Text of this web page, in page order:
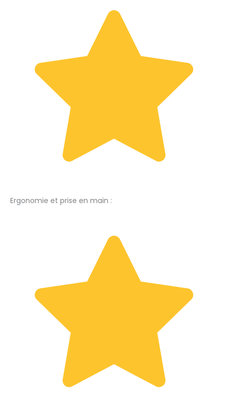
Ergonomie et prise en main :